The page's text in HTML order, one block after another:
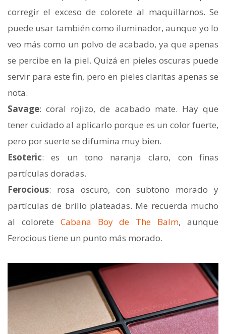
corregir el exceso de colorete al maquillarnos. Se
puede usar también como iluminador, aunque yo lo
veo más como un polvo de acabado, ya que apenas
se percibe en la piel. Quizá en pieles oscuras puede
servir para este fin, pero en pieles claritas apenas se
nota.
Savage: coral rojizo, de acabado mate. Hay que
tener cuidado al aplicarlo porque es un color fuerte,
pero por suerte se difumina muy bien.
Esoteric: es un tono naranja claro, con finas
partículas doradas.
Ferocious: rosa oscuro, con subtono morado y
partículas de brillo plateadas. Me recuerda mucho
al colorete Cabana Boy de The Balm, aunque
Ferocious tiene un punto más morado.